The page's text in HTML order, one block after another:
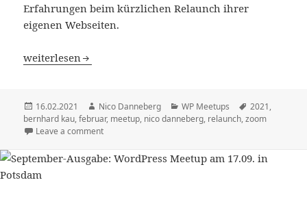
Erfahrungen beim kürzlichen Relaunch ihrer
eigenen Webseiten.
[Online] Februar-Ausgabe: WordPress Meetup am 16.02.
weiterlesen
Veröffentlicht
am
16.02.2021 Autor
Nico Danneberg Kategorien
WP Meetups Schlagwörter
2021,
bernhard kau,februar, meetup, nico danneberg, relaunch,zoom
Leave a comment